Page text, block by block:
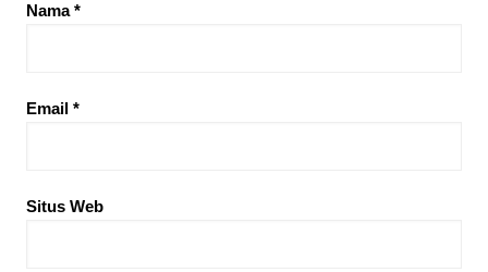
Nama*
Email *
Situs Web